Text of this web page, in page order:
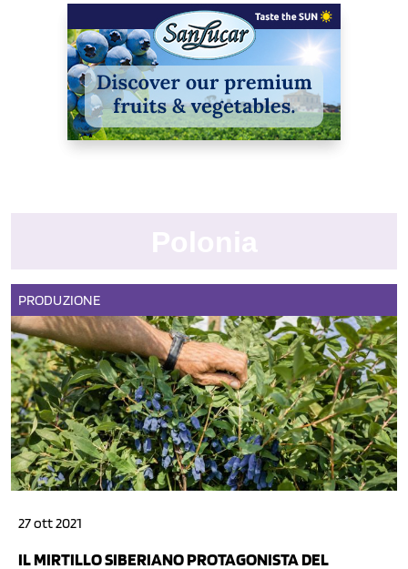
PRODUZIONE
27 ott 2021
IL MIRTILLO SIBERIANO PROTAGONISTA DEL